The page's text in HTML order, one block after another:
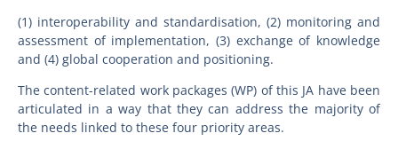
(1) interoperability and standardisation, (2) monitoring and
assessment of implementation, (3) exchange of knowledge
and (4) global cooperation and positioning.
The content-related work packages (WP) of this JA have been
articulated in a way that they can address the majority of
the needs linked to these four priority areas.